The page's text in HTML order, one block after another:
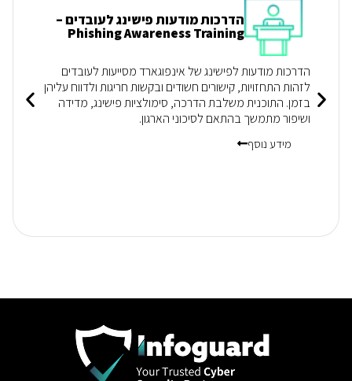
הדרכות מודעות פישינג לעובדים –
Phishing Awareness Training
הדרכות מודעות לפישינג של אינפוגארד מסייעות לעובדים
לזהות התחזויות, קישורים חשודים ובקשות חריגות ולדווח עליהן
בזמן. התוכנית משלבת הדרכה, סימולציות פישינג, מדידה
ושיפור מתמשך בהתאם לסיכוני הארגון.
מידע נוסף